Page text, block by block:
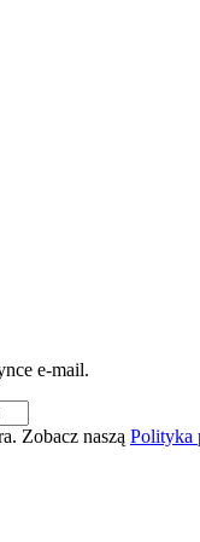
e-mail.
Zobacz naszą Polityka